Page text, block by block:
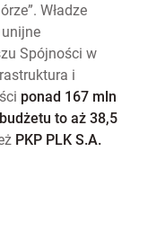
Władze
Spójności w
i
ponad 167 mln
to aż 38,5
PKP PLK S.A.